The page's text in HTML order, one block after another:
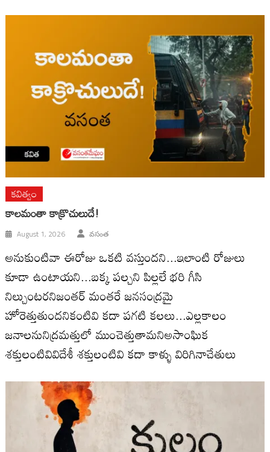
కవిత్వం
కాలమంతా కాక్రొచులుదే!
August 1, 2026 వసంత
అనుకుంటివా ఈరోజు ఒకటి వస్తుందని...ఇలాంటి రోజులు
కూడా ఉంటాయని...బక్క పల్చని పిల్లలే భరి గీసి
నిల్చుంటరనిజంతర్ మంతరే జనసంద్రమై
హోరెత్తుతుందనికంటివి కదా పగటి కలలు...ఎల్లకాలం
జనాలనునిద్రమత్తులో ముంచెత్తుతామనిఅసాంఘిక
శక్తులంటివివిదేశీ శక్తులంటివి కదా కాళ్ళు విరిగినాచేతులు